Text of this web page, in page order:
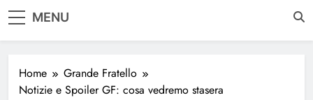
MENU
Home
Grande Fratello
Notizie e Spoiler GF: cosa vedremo stasera